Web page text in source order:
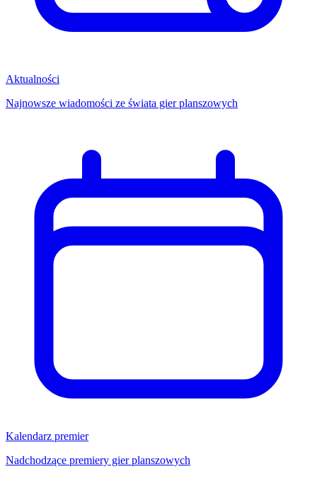
Aktualności
Najnowsze wiadomości ze świata gier planszowych
Kalendarz premier
Nadchodzące premiery gier planszowych